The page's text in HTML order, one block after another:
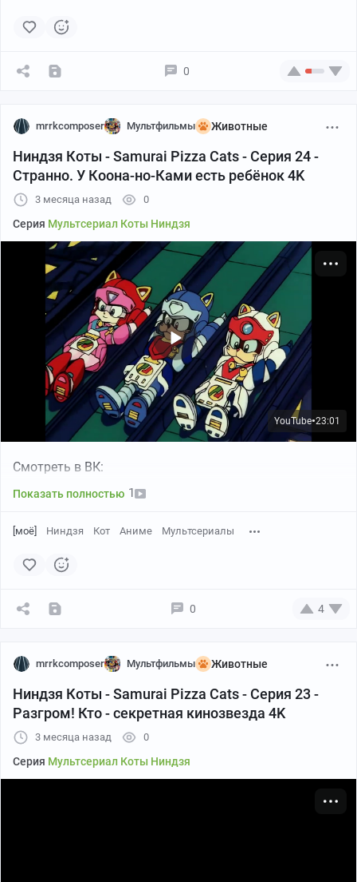
0
mrrkcomposer Мультфильмы Животные
Ниндзя Коты - Samurai Pizza Cats - Серия 24 -
Странно. У Коона-но-Ками есть ребёнок 4K
3 месяца назад 0
Серия Мультсериал Коты Ниндзя
YouTube●23:01
Смотреть в ВК:
Показать полностью 1
[моё] Ниндзя Кот Аниме Мультсериалы
0 4
mrrkcomposer Мультфильмы Животные
Ниндзя Коты - Samurai Pizza Cats - Серия 23 -
Разгром! Кто - секретная кинозвезда 4K
3 месяца назад 0
Серия Мультсериал Коты Ниндзя